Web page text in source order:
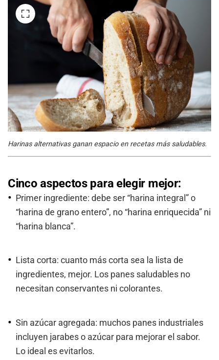
Harinas alternativas ganan espacio en recetas más saludables.
Cinco aspectos para elegir mejor:
Primer ingrediente: debe ser “harina integral” o
“harina de grano entero”, no “harina enriquecida” ni
“harina blanca”.
Lista corta: cuanto más corta sea la lista de
ingredientes, mejor. Los panes saludables no
necesitan conservantes ni colorantes.
Sin azúcar agregada: muchos panes industriales
incluyen jarabes o azúcar para mejorar el sabor.
Lo ideal es evitarlos.